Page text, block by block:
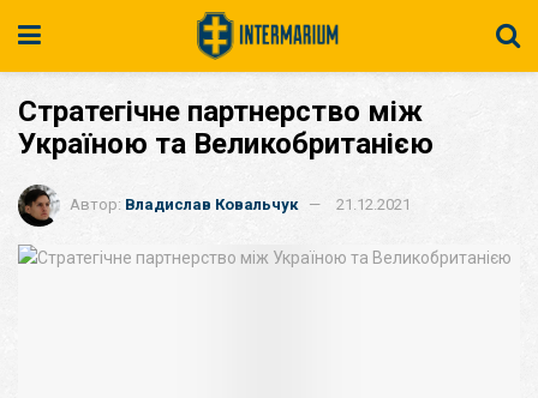
Стратегічне партнерство між
Україною та Великобританією
Автор: Владислав Ковальчук 21.12.2021